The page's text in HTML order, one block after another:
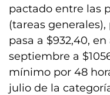
pactado entre las
(tareas
pasa a $932,40,
septiembre a
mínimo por 48
julio de la